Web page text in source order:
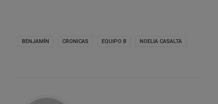
BENJAMÍN CRONICAS EQUIPO B NOELIA CASALTA